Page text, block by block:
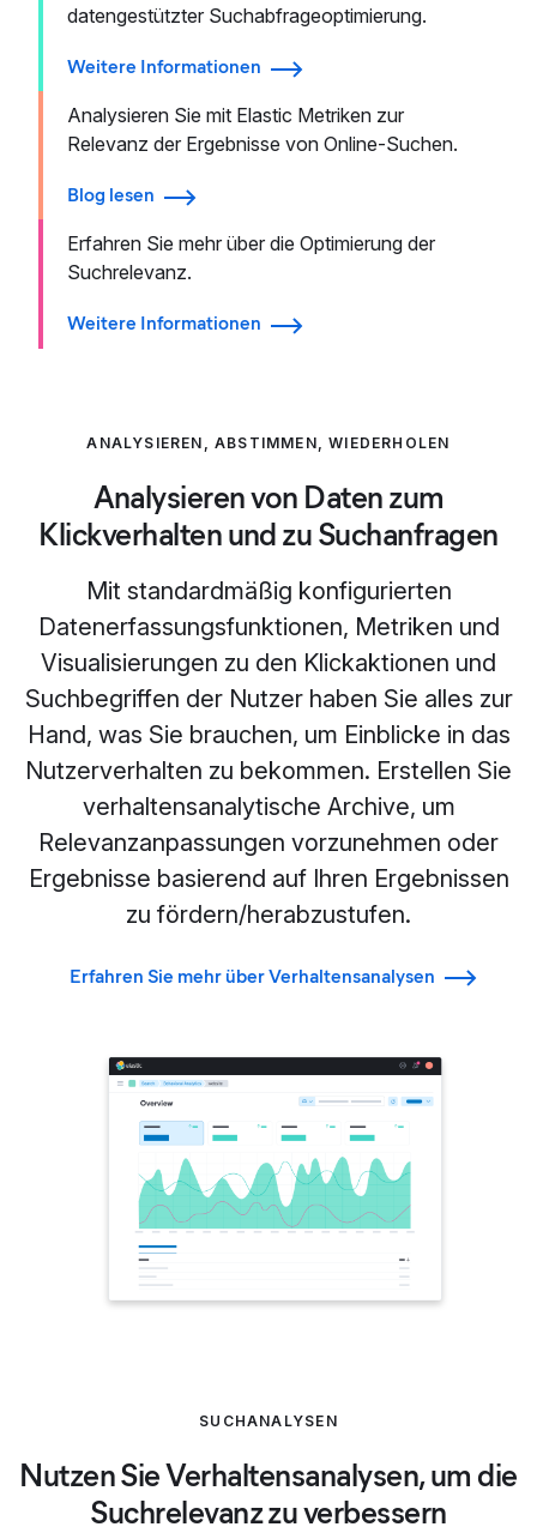
datengestützter Suchabfrageoptimierung.
Weitere Informationen
Analysieren Sie mit Elastic Metriken zur
Relevanz der Ergebnisse von Online-Suchen.
Blog lesen
Erfahren Sie mehr über die Optimierung der
Suchrelevanz.
Weitere Informationen
ANALYSIEREN, ABSTIMMEN, WIEDERHOLEN
Analysieren von Daten zum
Klickverhalten und zu Suchanfragen
Mit standardmäßig konfigurierten
Datenerfassungsfunktionen, Metriken und
Visualisierungen zu den Klickaktionen und
Suchbegriffen der Nutzer haben Sie alles zur
Hand, was Sie brauchen, um Einblicke in das
Nutzerverhalten zu bekommen. Erstellen Sie
verhaltensanalytische Archive, um
Relevanzanpassungen vorzunehmen oder
Ergebnisse basierend auf Ihren Ergebnissen
zu fördern/herabzustufen.
Erfahren Sie mehr über Verhaltensanalysen
SUCHANALYSEN
Nutzen Sie Verhaltensanalysen, um die
Suchrelevanz zu verbessern